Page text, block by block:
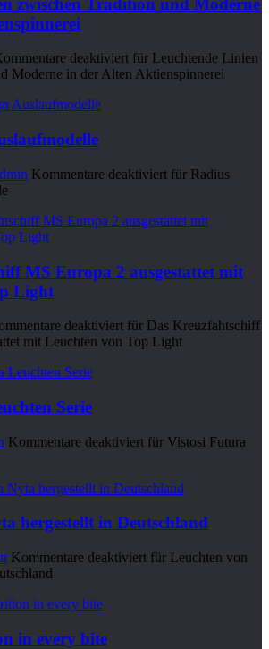
deaktiviert für Leuchtende Linien
Moderne in der Alten Aktienspinnerei
Kommentare deaktiviert für Radius
MS Europa 2 ausgestattet mit
Light
deaktiviert für Das Kreuzfahtschiff
mit Leuchten von Top Light
Serie
Kommentare deaktiviert für Vistosi Futura
hergestellt in Deutschland
Kommentare deaktiviert für Leuchten von
in every bite